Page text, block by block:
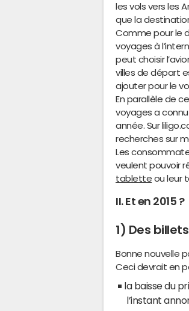
les vols vers les
que la
Comme pour le
voyages à
peut choisir
villes de départ
ajouter pour le
En parallèle de
voyages a
année. Sur
recherches sur
Les
veulent pouvoir
tablette ou leur
II. Et en 2015 ?
1) Des
Bonne nouvelle
Ceci devrait en
la baisse du
l’instant